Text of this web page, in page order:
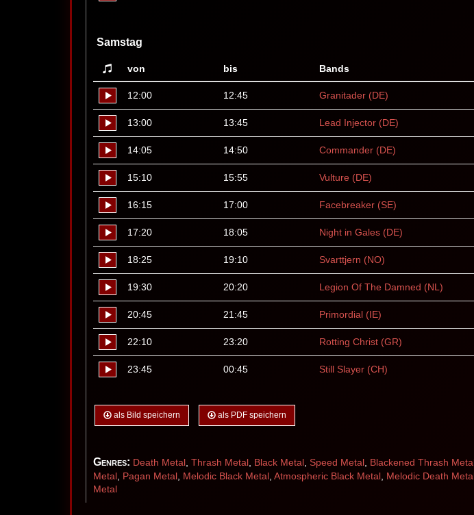
Samstag
von bis Bands
12:00 12:45 Granitader (DE)
13:00 13:45 Lead Injector (DE)
14:05 14:50 Commander (DE)
15:10 15:55 Vulture (DE)
16:15 17:00 Facebreaker (SE)
17:20 18:05 Night in Gales (DE)
18:25 19:10 Svarttjern (NO)
19:30 20:20 Legion Of The Damned (NL)
20:45 21:45 Primordial (IE)
22:10 23:20 Rotting Christ (GR)
23:45 00:45 Still Slayer (CH)
als Bild speichern als PDF speichern
Genres: Death Metal , Thrash Metal , Black Metal , Speed Metal , Blackened Thrash Metal
Metal , Pagan Metal , Melodic Black Metal , Atmospheric Black Metal , Melodic Death Metal
Metal